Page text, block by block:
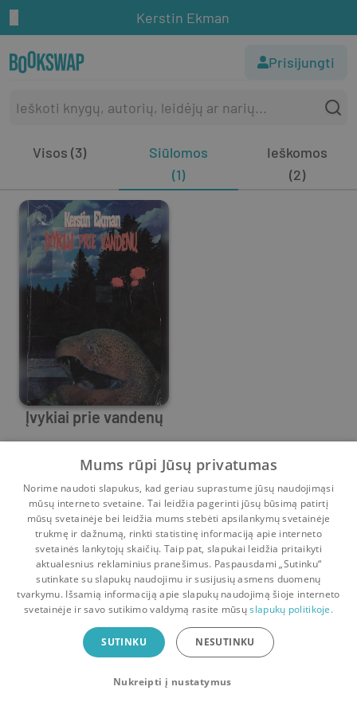
Kerstin Ekman
Prisijungti
Visos (3)
Siūlomos
(1)
Ieškomos
(2)
Įvykiai prie vandenų
Kerstin Ekman
Pradinis Krepšelis Pokalbiai Pranešimai Paskyra
Bookswap programėlė
Mainykis knygomis dar patogiau!
Uždaryti
Mums rūpi Jūsų privatumas
Norime naudoti slapukus, kad geriau suprastume jūsų naudojimąsi
mūsų interneto svetaine. Tai leidžia pagerinti jūsų būsimą patirtį
mūsų svetainėje bei leidžia mums stebėti apsilankymų svetainėje
trukmę ir dažnumą, rinkti statistinę informaciją apie interneto
svetainės lankytojų skaičių. Taip pat, slapukai leidžia pritaikyti
aktualesnius reklaminius pranešimus. Paspausdami „Sutinku“
sutinkate su slapukų naudojimu ir susijusių asmens duomenų
tvarkymu. Išsamią informaciją apie slapukų naudojimą šioje interneto
svetainėje ir savo sutikimo valdymą rasite mūsųslapukų politikoje.
SUTINKU NESUTINKU
Nukreipti į nustatymus